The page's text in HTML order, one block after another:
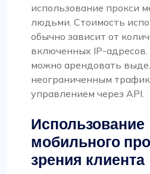
использование прокси
людьми. Стоимость
обычно зависит от
включенных IP-
можно арендовать
неограниченным
управлением через API.
Использование
мобильного
зрения клиента